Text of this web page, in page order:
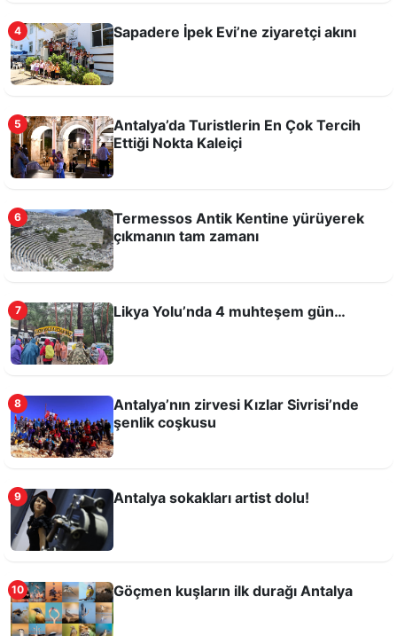
Nokta Kaleiçi
Bayramda Antalya’da Ne Yapmalı?
Antalya Oyuncak Müzesi’nde Azerbaycan
köşesi açıldı
4 Sapadere İpek Evi’ne ziyaretçi akını
5
Antalya’da Turistlerin En Çok Tercih
Ettiği Nokta Kaleiçi
6
Termessos Antik Kentine yürüyerek
çıkmanın tam zamanı
7 Likya Yolu’nda 4 muhteşem gün…
8
Antalya’nın zirvesi Kızlar Sivrisi’nde
şenlik coşkusu
9 Antalya sokakları artist dolu!
10 Göçmen kuşların ilk durağı Antalya